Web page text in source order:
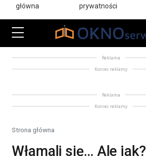
główna
prywatności
Reklama
Koniec reklamy
Reklama
Koniec reklamy
Strona główna
Włamali się… Ale jak?